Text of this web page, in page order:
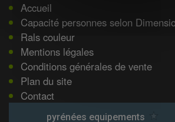
Accueil
Capacité personnes selon
Rals couleur
Mentions légales
Conditions générales de vente
Plan du site
Contact